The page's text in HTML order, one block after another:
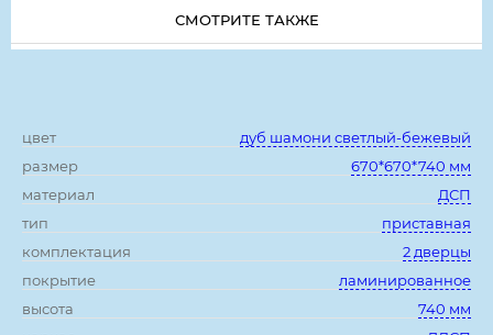
СМОТРИТЕ ТАКЖЕ
цвет
дуб шамони светлый-бежевый
размер
670*670*740 мм
материал
ДСП
тип
приставная
комплектация
2 дверцы
покрытие
ламинированное
высота
740 мм